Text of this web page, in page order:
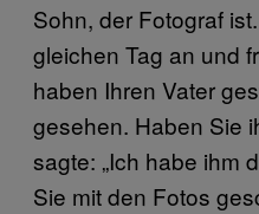
Sohn, der Fotograf
gleichen Tag an und
haben Ihren Vater
gesehen. Haben Sie
sagte: „Ich habe ihm
Sie mit den Fotos